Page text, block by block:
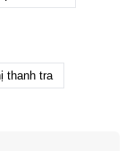
thanh tra